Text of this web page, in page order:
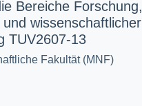
Bereiche Forschung,
wissenschaftlicher
TUV2607-13
Fakultät (MNF)